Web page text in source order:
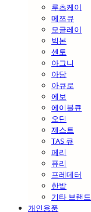
루츠케이
메쯔큐
모글레이
빅본
센토
아그니
아담
아큐로
에보
에이블큐
오딘
제스트
TAS 큐
페리
퓨리
프레데터
한밭
기타 브랜드
개인용품